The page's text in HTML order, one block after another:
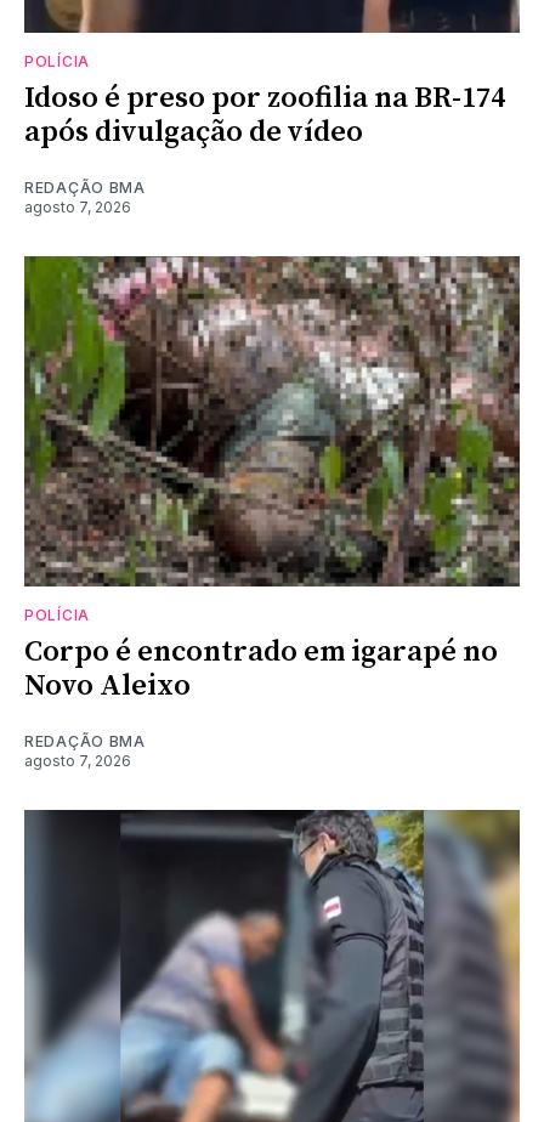
POLÍCIA
Idoso é preso por zoofilia na BR-174
após divulgação de vídeo
REDAÇÃO BMA
agosto 7, 2026
POLÍCIA
Corpo é encontrado em igarapé no
Novo Aleixo
REDAÇÃO BMA
agosto 7, 2026